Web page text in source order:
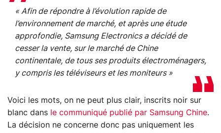
« Afin de répondre à l’évolution rapide de
l’environnement de marché, et après une étude
approfondie, Samsung Electronics a décidé de
cesser la vente, sur le marché de Chine
continentale, de tous ses produits électroménagers,
y compris les téléviseurs et les moniteurs »
Voici les mots, on ne peut plus clair, inscrits noir sur
blanc dans le communiqué publié par Samsung Chine.
La décision ne concerne donc pas uniquement les